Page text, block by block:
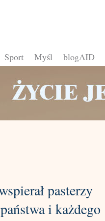
Sport Myśl blogAID
pasterzy
i każdego